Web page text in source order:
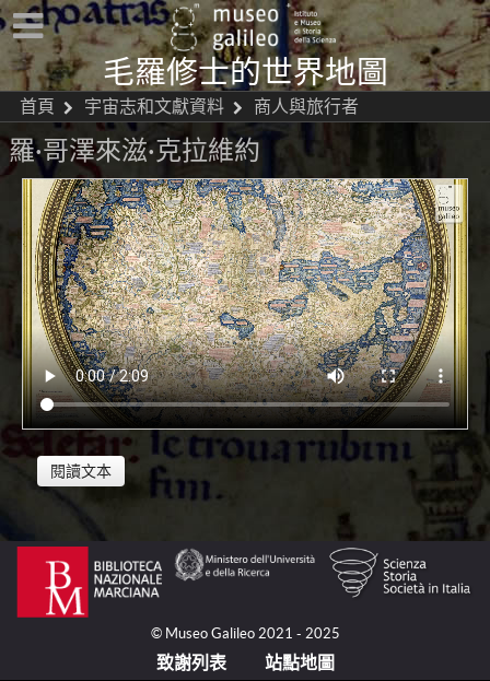
毛羅修士的世界地圖
首頁 宇宙志和文獻資料 商人與旅行者
羅·哥澤來滋·克拉維約
閱讀文本
毛羅修士（Fra Mauro, 活躍於約1430-約1459/1464之
間）在他的世界地圖中多次提及帖木兒（Amir Timur,
1336-1405）的戰爭和征服。這位統治者是一位具有才
能的戰略家，是成吉思汗（Genghis Khān, 1162-
1227）的蒙古血統的後裔，在中亞創立了一個地域廣
闊的帝國。他在1395年和1400年期間征服了金帳汗
© Museo Galileo 2021 - 2025
致謝列表 站點地圖